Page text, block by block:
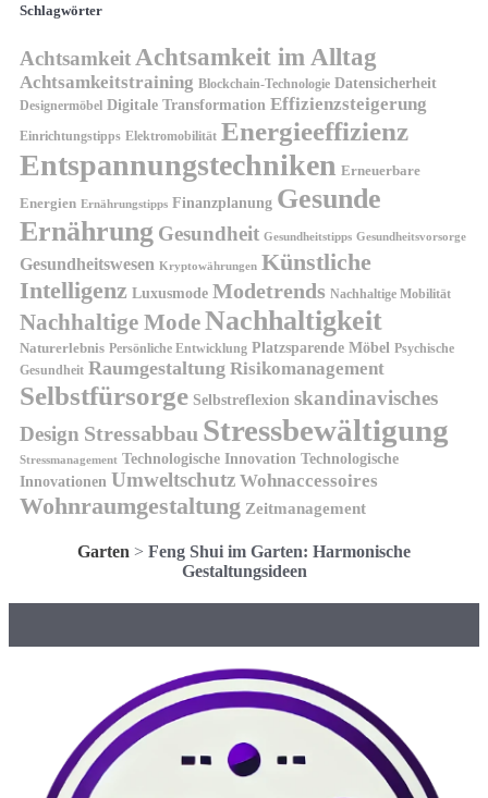
Schlagwörter
AchtsamkeitAchtsamkeit im Alltag
Achtsamkeitstraining Blockchain-Technologie Datensicherheit
Designermöbel Digitale Transformation Effizienzsteigerung
Einrichtungstipps Elektromobilität Energieeffizienz
Entspannungstechniken Erneuerbare
Energien Ernährungstipps Finanzplanung Gesunde
Ernährung Gesundheit Gesundheitstipps Gesundheitsvorsorge
Gesundheitswesen Kryptowährungen Künstliche
Intelligenz Luxusmode Modetrends Nachhaltige Mobilität
Nachhaltige ModeNachhaltigkeit
Naturerlebnis Persönliche Entwicklung Platzsparende Möbel Psychische
Gesundheit Raumgestaltung Risikomanagement
Selbstfürsorge Selbstreflexion skandinavisches
Design Stressabbau Stressbewältigung
Stressmanagement Technologische Innovation Technologische
Innovationen Umweltschutz Wohnaccessoires
Wohnraumgestaltung Zeitmanagement
Garten > Feng Shui im Garten: Harmonische
Gestaltungsideen